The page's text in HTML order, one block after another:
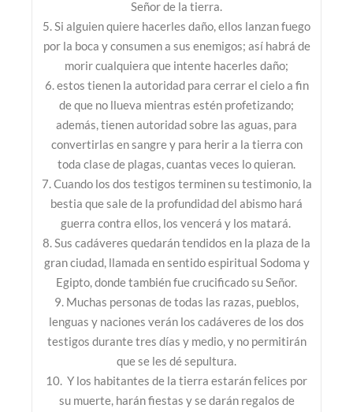
Señor de la tierra.
5. Si alguien quiere hacerles daño, ellos lanzan fuego
por la boca y consumen a sus enemigos; así habrá de
morir cualquiera que intente hacerles daño;
6. estos tienen la autoridad para cerrar el cielo a fin
de que no llueva mientras estén profetizando;
además, tienen autoridad sobre las aguas, para
convertirlas en sangre y para herir a la tierra con
toda clase de plagas, cuantas veces lo quieran.
7. Cuando los dos testigos terminen su testimonio, la
bestia que sale de la profundidad del abismo hará
guerra contra ellos, los vencerá y los matará.
8. Sus cadáveres quedarán tendidos en la plaza de la
gran ciudad, llamada en sentido espiritual Sodoma y
Egipto, donde también fue crucificado su Señor.
9. Muchas personas de todas las razas, pueblos,
lenguas y naciones verán los cadáveres de los dos
testigos durante tres días y medio, y no permitirán
que se les dé sepultura.
10. Y los habitantes de la tierra estarán felices por
su muerte, harán fiestas y se darán regalos de